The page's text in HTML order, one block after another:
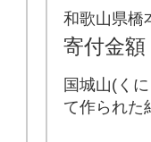
柿9個入
イズ)
和歌山県橋
寄付金額
国城山(く
て作られた